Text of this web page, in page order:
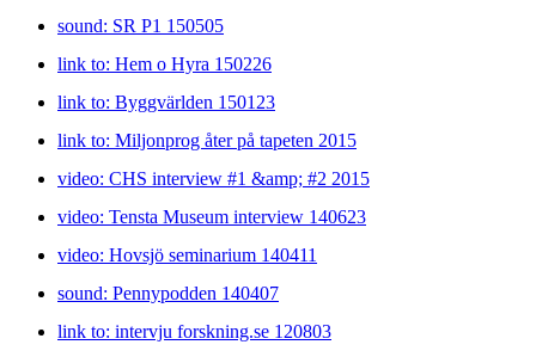
sound: SR P1 150505
link to: Hem o Hyra 150226
link to: Byggvärlden 150123
link to: Miljonprog åter på tapeten 2015
video: CHS interview #1 &amp; #2 2015
video: Tensta Museum interview 140623
video: Hovsjö seminarium 140411
sound: Pennypodden 140407
link to: intervju forskning.se 120803